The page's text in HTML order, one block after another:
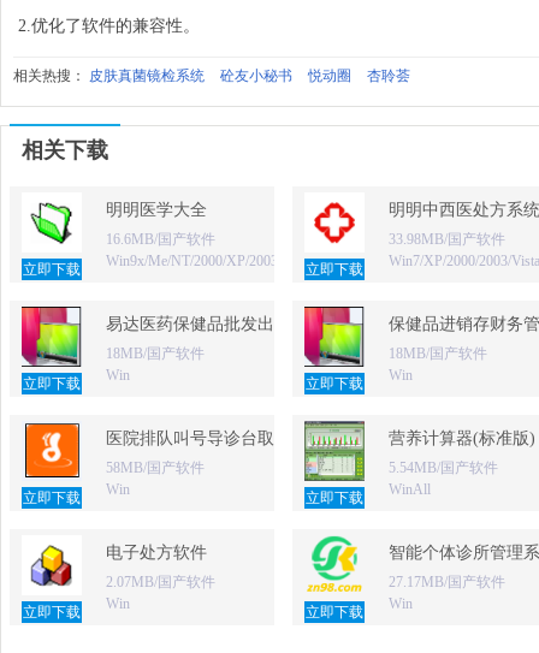
2.优化了软件的兼容性。
相关热搜： 皮肤真菌镜检系统 砼友小秘书 悦动圈 杏聆荟
相关下载
立即下载
明明医学大全
16.6MB/国产软件
Win9x/Me/NT/2000/XP/2003
立即下载
明明中西医处方系统
33.98MB/国产软件
Win7/XP/2000/2003/Vista
立即下载
易达医药保健品批发出库单打印软件
18MB/国产软件
Win
立即下载
保健品进销存财务
18MB/国产软件
Win
立即下载
医院排队叫号导诊台取号软件
58MB/国产软件
Win
立即下载
营养计算器(标准版)
5.54MB/国产软件
WinAll
立即下载
电子处方软件
2.07MB/国产软件
Win
立即下载
智能个体诊所管理
27.17MB/国产软件
Win